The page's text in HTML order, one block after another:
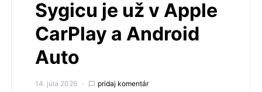
Sygicu je už v Apple
CarPlay a Android
Auto
14. júla 2026 pridaj komentár